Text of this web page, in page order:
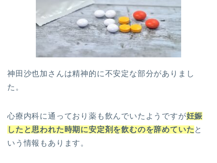
神田沙也加さんは精神的に不安定な部分がありまし
た。
心療内科に通っており薬も飲んでいたようですが妊娠
したと思われた時期に安定剤を飲むのを辞めていたと
いう情報もあります。